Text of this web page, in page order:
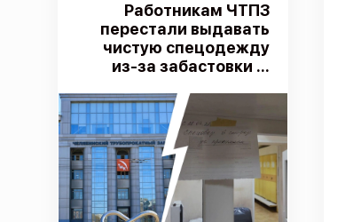
Работникам ЧТПЗ
перестали выдавать
чистую спецодежду
из-за забастовки ...